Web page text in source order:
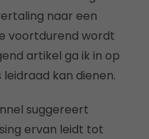
naar een
voortdurend wordt
artikel ga ik in op
kan dienen.
suggereert
ervan leidt tot